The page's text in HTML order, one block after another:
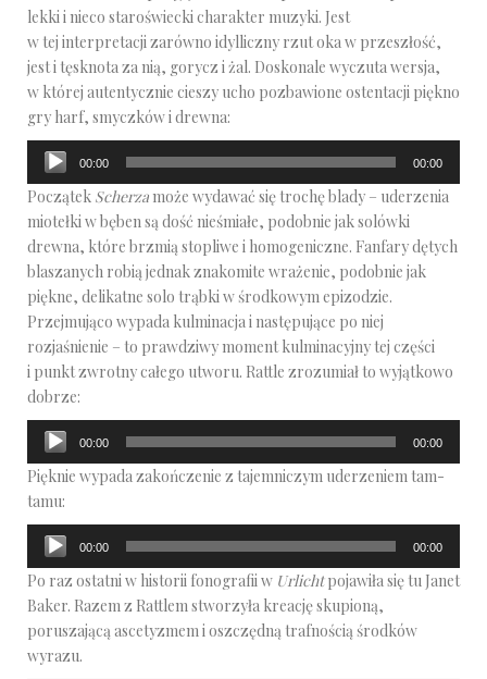
lekki i nieco staroświecki charakter muzyki. Jest
w tej interpretacji zarówno idylliczny rzut oka w przeszłość,
jest i tęsknota za nią, gorycz i żal. Doskonale wyczuta wersja,
w której autentycznie cieszy ucho pozbawione ostentacji piękno
gry harf, smyczków i drewna:
Odtwarzacz
plików
dźwiękowych
00:00 00:00
Początek Scherza może wydawać się trochę blady – uderzenia
miotełki w bęben są dość nieśmiałe, podobnie jak solówki
drewna, które brzmią stopliwe i homogeniczne. Fanfary dętych
blaszanych robią jednak znakomite wrażenie, podobnie jak
piękne, delikatne solo trąbki w środkowym epizodzie.
Przejmująco wypada kulminacja i następujące po niej
rozjaśnienie – to prawdziwy moment kulminacyjny tej części
i punkt zwrotny całego utworu. Rattle zrozumiał to wyjątkowo
dobrze:
Odtwarzacz
plików
dźwiękowych
00:00 00:00
Pięknie wypada zakończenie z tajemniczym uderzeniem tam-
tamu:
Odtwarzacz
plików
dźwiękowych
00:00 00:00
Po raz ostatni w historii fonografii w Urlichtpojawiła się tu Janet
Baker. Razem z Rattlem stworzyła kreację skupioną,
poruszającą ascetyzmem i oszczędną trafnością środków
wyrazu.